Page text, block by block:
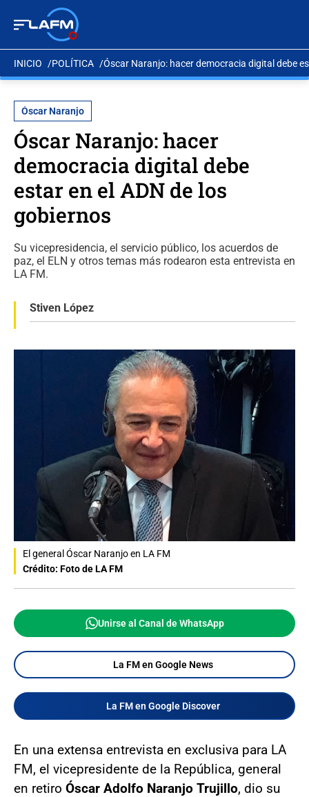
INICIO POLÍTICA Óscar Naranjo: hacer democracia digital debe
Óscar Naranjo
Óscar Naranjo: hacer
democracia digital debe
estar en el ADN de los
gobiernos
Su vicepresidencia, el servicio público, los acuerdos de
paz, el ELN y otros temas más rodearon esta entrevista en
LA FM.
Stiven López
El general Óscar Naranjo en LA FM
Crédito: Foto de LA FM
Unirse al Canal de WhatsApp
La FM en Google News
La FM en Google Discover
En una extensa entrevista en exclusiva para LA
FM, el vicepresidente de la República, general
en retiro Óscar Adolfo Naranjo Trujillo, dio su